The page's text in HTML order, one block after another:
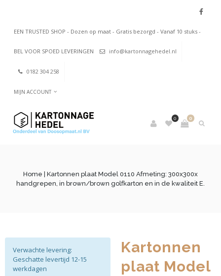
EEN TRUSTED SHOP - Dozen op maat - Gratis bezorgd - Vanaf 10 stuks -
BEL VOOR SPOED LEVERINGEN info@kartonnagehedel.nl
0182 304 258
MIJN ACCOUNT
0
0
Home | Kartonnen plaat Model 0110 Afmeting: 300x300x
handgrepen, in brown/brown golfkarton en in de kwaliteit E.
Kartonnen
plaat Model
Verwachte levering:
Geschatte levertijd 12-15
werkdagen